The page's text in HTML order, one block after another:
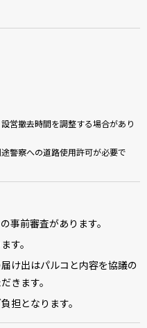
営撤去時間を調整する場合があり
警察への道路使用許可が必要で
事前審査があります。
す。
け出はパルコと内容を協議の
きます。
担となります。